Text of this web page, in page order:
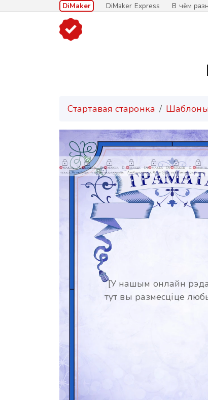
DiMaker DiMaker Express В чём
Стартавая старонка
[У нашым онлайн
тут вы размесціце